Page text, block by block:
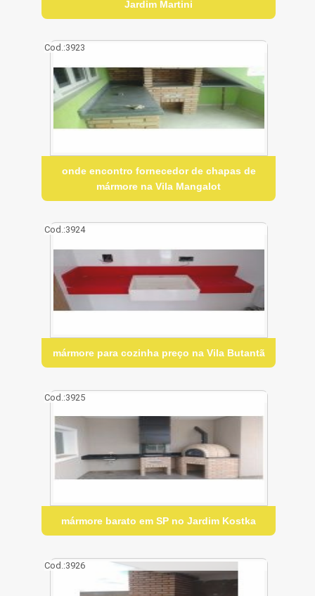
Jardim Martini
Cod.:3923
onde encontro fornecedor de chapas de
mármore na Vila Mangalot
Cod.:3924
mármore para cozinha preço na Vila Butantã
Cod.:3925
mármore barato em SP no Jardim Kostka
Cod.:3926